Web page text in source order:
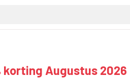
korting Augustus 2026